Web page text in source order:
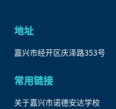
地址
嘉兴市经开区庆泽路353号
常用链接
关于嘉兴市诺德安达学校